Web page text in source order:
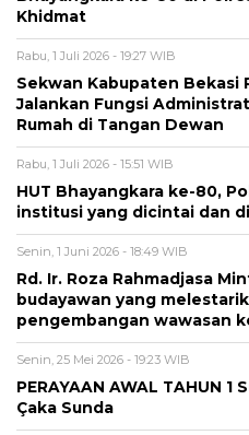
Khidmat
Rabu, 1 Juli 2026 - 19:27 WIB
Sekwan Kabupaten Bekasi
Jalankan Fungsi
Rumah di Tangan Dewan
Rabu, 1 Juli 2026 - 15:51 WIB
HUT Bhayangkara ke-80,
institusi yang dicintai dan
Senin, 1 Juni 2026 - 18:49 WIB
Rd. Ir. Roza Rahmadjasa
budayawan yang
pengembangan wawasan
Senin, 25 Mei 2026 - 19:23 WIB
PERAYAAN AWAL TAHUN 1
Çaka Sunda